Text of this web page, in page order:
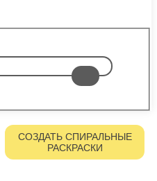
СОЗДАТЬ СПИРАЛЬНЫЕ
РАСКРАСКИ